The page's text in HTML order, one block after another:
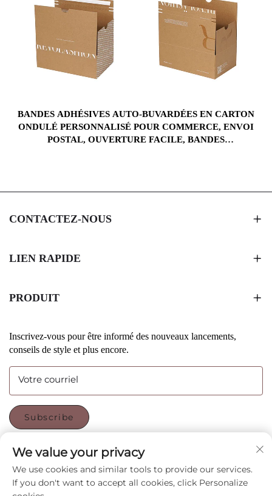
BANDES ADHÉSIVES AUTO-BUVARDÉES EN CARTON
ONDULÉ PERSONNALISÉ POUR COMMERCE, ENVOI
POSTAL, OUVERTURE FACILE, BANDES
CONTACTEZ-NOUS
LIEN RAPIDE
PRODUIT
Inscrivez-vous pour être informé des nouveaux lancements,
conseils de style et plus encore.
Votre courriel
Subscribe
SUIVEZ-NOUS
We value your privacy
We use cookies and similar tools to provide our services.
If you don't want to accept all cookies, click Personalize